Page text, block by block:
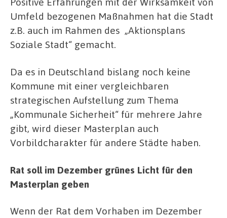
Umfeld bezogenen Maßnahmen hat die Stadt
z.B. auch im Rahmen des „Aktionsplans
Soziale Stadt“ gemacht.
Da es in Deutschland bislang noch keine
Kommune mit einer vergleichbaren
strategischen Aufstellung zum Thema
„Kommunale Sicherheit“ für mehrere Jahre
gibt, wird dieser Masterplan auch
Vorbildcharakter für andere Städte haben.
Rat soll im Dezember grünes Licht für den
Masterplan geben
Wenn der Rat dem Vorhaben im Dezember